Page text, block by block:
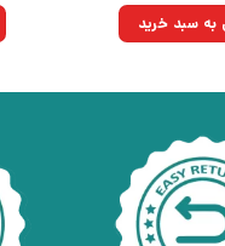
۲۲۰,۰۰۰تومان ۱۵۷,۳۰۰تومان.به سبد خرید